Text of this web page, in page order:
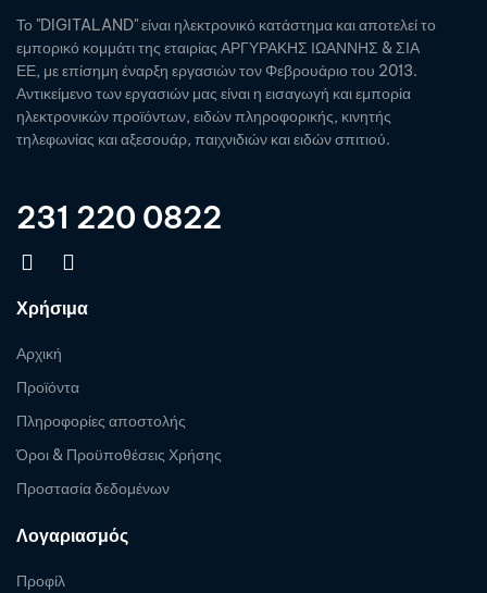
Το "DIGITALAND" είναι ηλεκτρονικό κατάστημα και αποτελεί το
εμπορικό κομμάτι της εταιρίας ΑΡΓΥΡΑΚΗΣ ΙΩΑΝΝΗΣ & ΣΙΑ
ΕΕ, με επίσημη έναρξη εργασιών τον Φεβρουάριο του 2013.
Αντικείμενο των εργασιών μας είναι η εισαγωγή και εμπορία
ηλεκτρονικών προϊόντων, ειδών πληροφορικής, κινητής
τηλεφωνίας και αξεσουάρ, παιχνιδιών και ειδών σπιτιού.
231 220 0822
Χρήσιμα
Αρχική
Προϊόντα
Πληροφορίες αποστολής
Όροι & Προϋποθέσεις Χρήσης
Προστασία δεδομένων
Λογαριασμός
Προφίλ